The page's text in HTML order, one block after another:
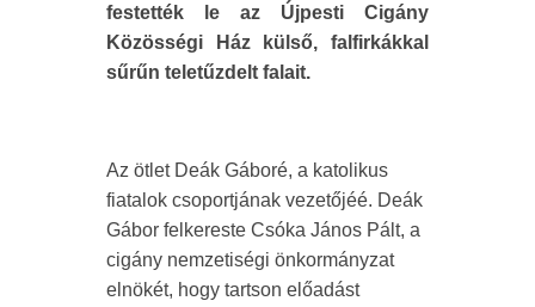
festették le az Újpesti Cigány
Közösségi Ház külső, falfirkákkal
sűrűn teletűzdelt falait.
Az ötlet Deák Gáboré, a katolikus
fiatalok csoportjának vezetőjéé. Deák
Gábor felkereste Csóka János Pált, a
cigány nemzetiségi önkormányzat
elnökét, hogy tartson előadást